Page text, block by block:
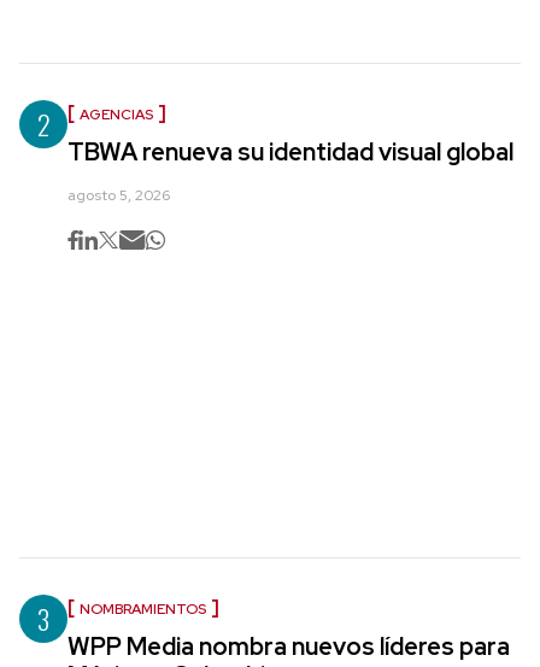
2 AGENCIAS
TBWA renueva su identidad visual global
agosto 5, 2026
3 NOMBRAMIENTOS
WPP Media nombra nuevos líderes para